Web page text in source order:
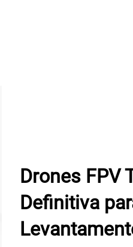
Drones FPV
Definitiva